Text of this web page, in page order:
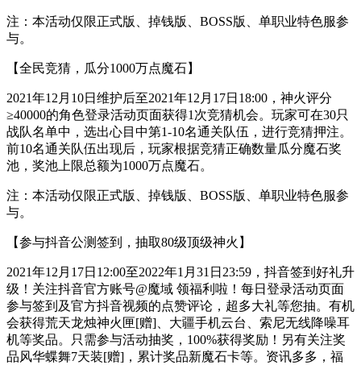
注：本活动仅限正式版、掉钱版、BOSS版、单职业特色服参
与。
【全民竞猜，瓜分1000万点魔石】
2021年12月10日维护后至2021年12月17日18:00，神火评分
≥40000的角色登录活动页面获得1次竞猜机会。玩家可在30只
战队名单中，选出心目中第1-10名通关队伍，进行竞猜押注。
前10名通关队伍出现后，玩家根据竞猜正确数量瓜分魔石奖
池，奖池上限总额为1000万点魔石。
注：本活动仅限正式版、掉钱版、BOSS版、单职业特色服参
与。
【参与抖音公测签到，抽取80级顶级神火】
2021年12月17日12:00至2022年1月31日23:59，抖音签到好礼升
级！关注抖音官方账号@魔域 领福利啦！每日登录活动页面
参与签到及官方抖音视频的点赞评论，超多大礼等您抽。有机
会获得荒天龙烛神火匣[赠]、大疆手机云台、索尼无线降噪耳
机等奖品。只需参与活动抽奖，100%获得奖励！另有关注奖
品风华蝶舞7天装[赠]，累计奖品新魔石卡等。资讯多多，福